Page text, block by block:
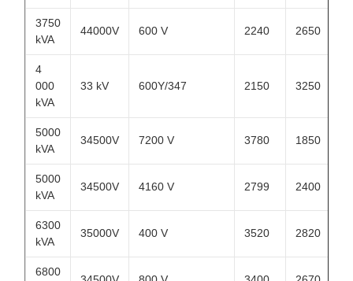
3750
kVA
44000V 600 V 2240 2650
4
000
kVA
33 kV 600Y/347 2150 3250
5000
kVA
34500V 7200 V 3780 1850
5000
kVA
34500V 4160 V 2799 2400
6300
kVA
35000V 400 V 3520 2820
6800